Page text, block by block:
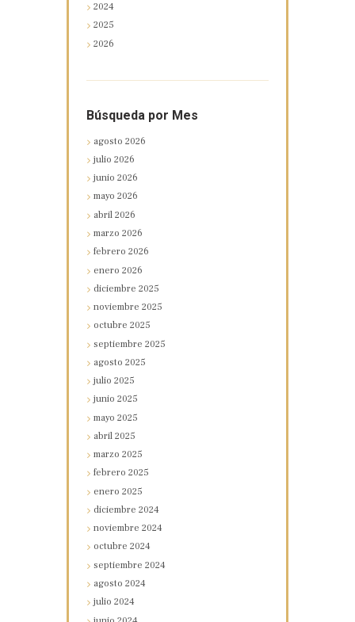
2024
2025
2026
Búsqueda por Mes
agosto2026
julio2026
junio2026
mayo2026
abril2026
marzo2026
febrero2026
enero2026
diciembre2025
noviembre2025
octubre2025
septiembre2025
agosto2025
julio2025
junio2025
mayo2025
abril2025
marzo2025
febrero2025
enero2025
diciembre2024
noviembre2024
octubre2024
septiembre2024
agosto2024
julio2024